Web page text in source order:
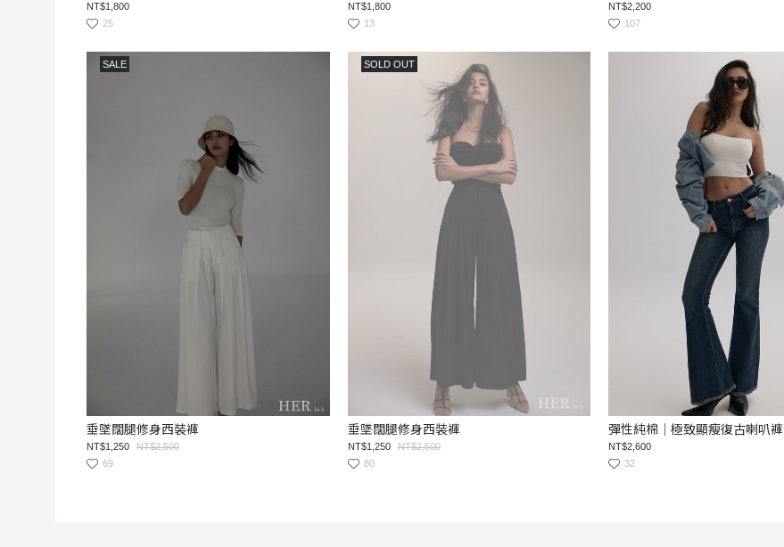
NT$1,800
25
NT$1,800
13
NT$2,200
107
SALE
垂墜闊腿修身西裝褲
NT$1,250
NT$2,500
69
SOLD OUT
垂墜闊腿修身西裝褲
NT$1,250
NT$2,500
80
彈性純棉｜極致顯瘦復古喇叭褲
NT$2,600
32